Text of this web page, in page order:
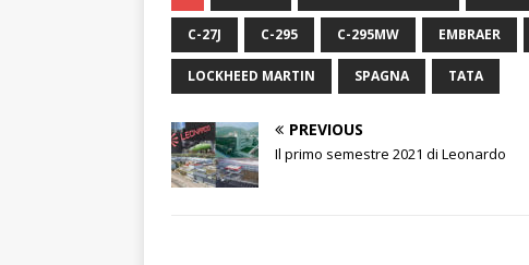
k
e
d
I
n
t
A
p
p
t
t
e
r
e
b
o
o
k
y
i
k
i
l
n
t
s
g
d
i
v
d
C-27J C-295 C-295MW EMBRAER
LOCKHEED MARTIN SPAGNA TATA
PREVIOUS
Il primo semestre 2021 di Leonardo